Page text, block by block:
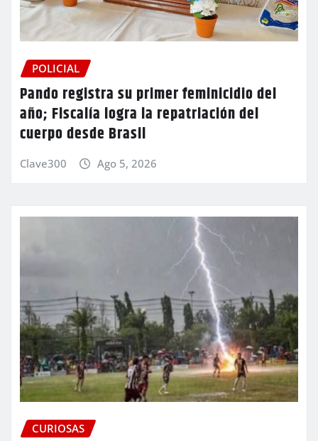
POLICIAL
Pando registra su primer feminicidio del
año; Fiscalía logra la repatriación del
cuerpo desde Brasil
Clave300 Ago 5, 2026
CURIOSAS